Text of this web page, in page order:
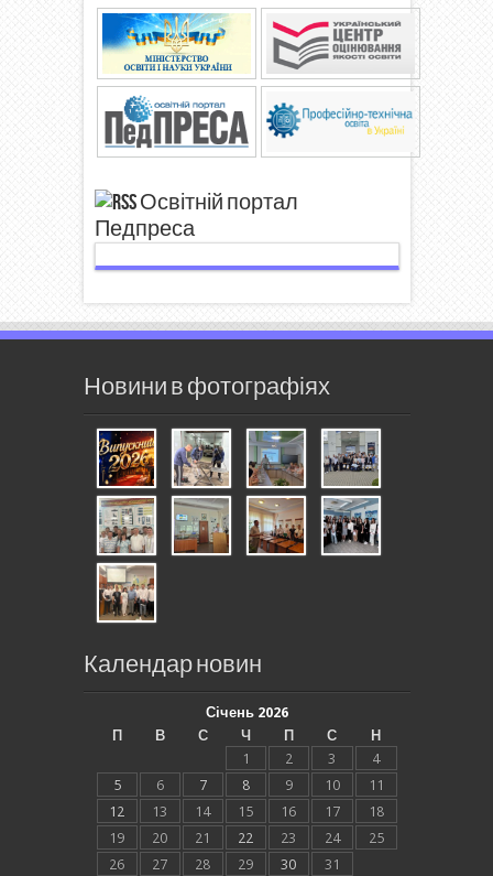
Освітній портал
Педпреса
Новини в фотографіях
Календар новин
Січень 2026
П
В С Ч П С Н
1 2 3
4
5
6 7 8 9 10
11
12
13 14 15 16 17
18
19
20 21 22 23 24
25
26
27 28 29 30 31